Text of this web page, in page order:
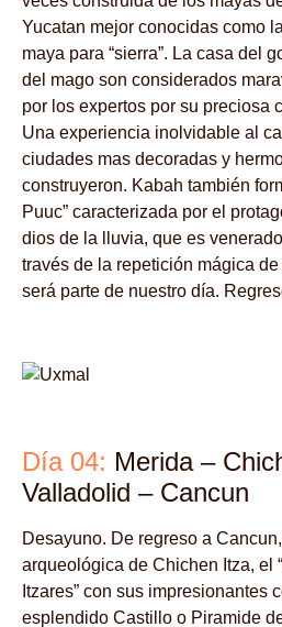
Yucatan mejor conocidas como
maya para “sierra”. La casa del
del mago son considerados
por los expertos por su preciosa
Una experiencia inolvidable al
ciudades mas decoradas y
construyeron. Kabah también
Puuc” caracterizada por el
dios de la lluvia, que es
través de la repetición mágica
será parte de nuestro día.
Día 04: Merida –
Valladolid – Cancun
Desayuno. De regreso a
arqueológica de Chichen Itza, el
Itzares” con sus impresionantes
esplendido Castillo o Piramide